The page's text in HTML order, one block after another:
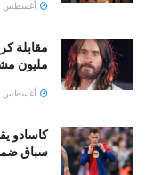
أغسطس 8, 2026
مليون
أغسطس 8, 2026
كاسادو
سباق